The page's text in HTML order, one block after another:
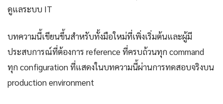
ดูแลระบบ IT
บทความนี้เขียนขึ้นสำหรับทั้งมือใหม่ที่เพิ่งเริ่มต้นและผู้มี
ประสบการณ์ที่ต้องการ reference ที่ครบถ้วนทุก command
ทุก configuration ที่แสดงในบทความนี้ผ่านการทดสอบจริงบน
production environment